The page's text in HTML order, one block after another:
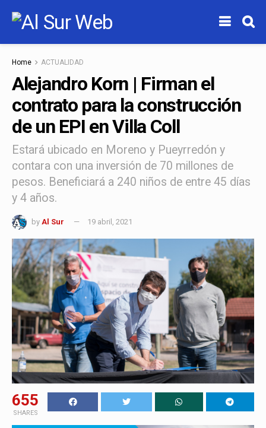
Home ACTUALIDAD
Alejandro Korn | Firman el
contrato para la construcción
de un EPI en Villa Coll
Estará ubicado en Moreno y Pueyrredón y
contara con una inversión de 70 millones de
pesos. Beneficiará a 240 niños de entre 45 días
y 4 años.
by Al Sur 19 abril, 2021
655
SHARES